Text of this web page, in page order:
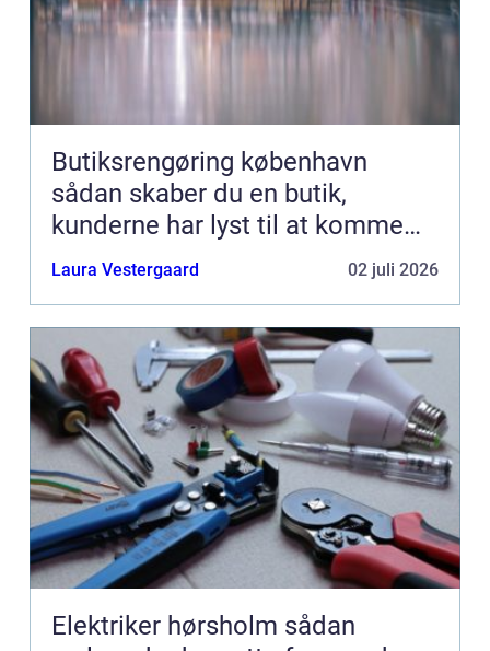
Butiksrengøring københavn
sådan skaber du en butik,
kunderne har lyst til at komme
tilbage til
Laura Vestergaard 02 juli 2026
Elektriker hørsholm sådan